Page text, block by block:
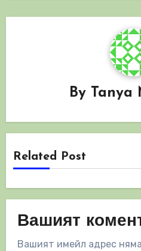
By Tanya
Related Post
Вашият
Вашият имейл адрес